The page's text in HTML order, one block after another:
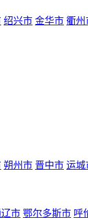
绍兴市 金华市 衢州
朔州市 晋中市 运城
市 鄂尔多斯市 呼